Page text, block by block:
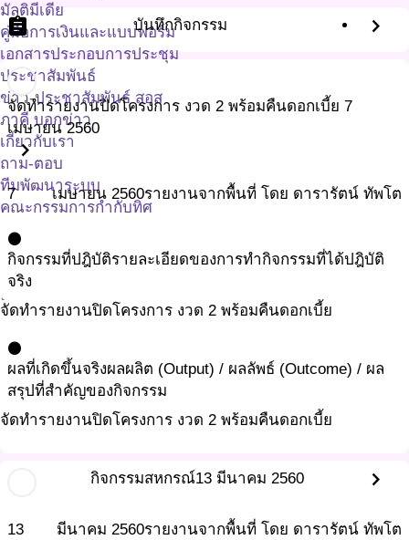
มัลติมีเดีย
คู่มือการเงินและแบบฟอร์ม
เอกสารประกอบการประชุม
ประชาสัมพันธ์
ข่าว-ประชาสัมพันธ์ สอส
ภาคี บอกข่าว
เกี่ยวกับเรา
ถาม-ตอบ
ทีมพัฒนาระบบ
คณะกรรมการกำกับทิศ
คณะทำงาน
ติดค่อ ศูนย์ประสานงานเด็กไทยแก้มใส
ติดต่อ โรงเรียนศูนย์เรียนรู้ฯ
ลิ้งค์ที่เกี่ยวข้อง
assignment บันทึกกิจกรรม chevron_right
จัดทำรายงานปิดโครงการ งวด 2 พร้อมคืนดอกเบี้ย 7
เมษายน 2560
chevron_right
7 เมษายน 2560รายงานจากพื้นที่ โดย ดารารัตน์ ทัพโต
circle
กิจกรรมที่ปฎิบัติรายละเอียดของการทำกิจกรรมที่ได้ปฎิบัติ
จริง
จัดทำรายงานปิดโครงการ งวด 2 พร้อมคืนดอกเบี้ย
circle
ผลที่เกิดขึ้นจริงผลผลิต (Output) / ผลลัพธ์ (Outcome) / ผล
สรุปที่สำคัญของกิจกรรม
จัดทำรายงานปิดโครงการ งวด 2 พร้อมคืนดอกเบี้ย
กิจกรรมสหกรณ์13 มีนาคม 2560 chevron_right
13 มีนาคม 2560รายงานจากพื้นที่ โดย ดารารัตน์ ทัพโต